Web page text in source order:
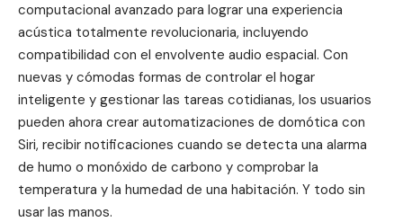
computacional avanzado para lograr una experiencia
acústica totalmente revolucionaria, incluyendo
compatibilidad con el envolvente audio espacial. Con
nuevas y cómodas formas de controlar el hogar
inteligente y gestionar las tareas cotidianas, los usuarios
pueden ahora crear automatizaciones de domótica con
Siri, recibir notificaciones cuando se detecta una alarma
de humo o monóxido de carbono y comprobar la
temperatura y la humedad de una habitación. Y todo sin
usar las manos.